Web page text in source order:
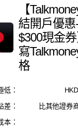
【
結開戶優
$300現金
寫
格
低：
差：
比其他證券
本：